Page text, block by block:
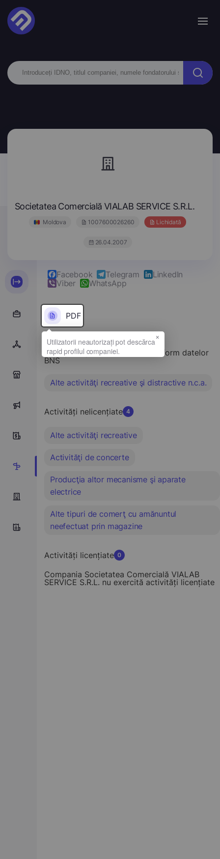
Societatea Comercială VIALAB SERVICE S.R.L.
Moldova 1007600026260 Lichidată
26.04.2007
4
Facebook Telegram
LinkedIn
Viber
WhatsApp
PDF
Tipul principal de activitate conform datelor
BNS
Alte activităţi recreative şi distractive n.c.a.
Activități nelicențiate 4
Alte activităţi recreative
Activităţi de concerte
Producţia altor mecanisme şi aparate
electrice
Alte tipuri de comerţ cu amănuntul
neefectuat prin magazine
Activități licențiate 0
Compania Societatea Comercială VIALAB
SERVICE S.R.L. nu exercită activități licențiate
×